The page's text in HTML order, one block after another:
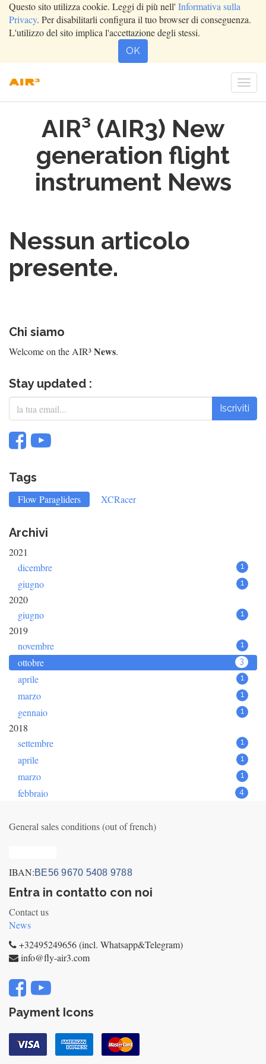
Questo sito utilizza cookie. Leggi di più nell' Informativa sulla
Privacy. Per disabilitarli configura il tuo browser di conseguenza.
L'utilizzo del sito implica l'accettazione degli stessi.
OK
AIR³ (AIR3) New
generation flight
instrument News
Nessun articolo
presente.
Chi siamo
Welcome on the AIR³News.
Stay updated :
Iscriviti
Tags
Flow Paragliders XCRacer
Archivi
2021
dicembre
1
giugno 1
2020
giugno
1
2019
novembre
1
ottobre 3
aprile 1
marzo 1
gennaio 1
2018
settembre
1
aprile 1
marzo 1
febbraio 4
General sales conditions (out of french)
IBAN:BE56 9670 5408 9788
Entra in contatto con noi
Contact us
News
+32495249656 (incl. Whatsapp&Telegram)
info@fly-air3.com
Payment Icons